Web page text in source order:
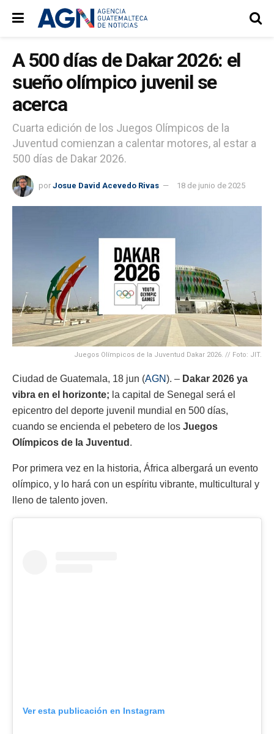
A 500 días de Dakar 2026: el
sueño olímpico juvenil se
acerca
Cuarta edición de los Juegos Olímpicos de la
Juventud comienzan a calentar motores, al estar a
500 días de Dakar 2026.
por Josue David Acevedo Rivas 18 de junio de 2025
Juegos Olímpicos de la Juventud Dakar 2026. // Foto: JIT.
Ciudad de Guatemala, 18 jun (AGN). – Dakar 2026 ya
vibra en el horizonte; la capital de Senegal será el
epicentro del deporte juvenil mundial en 500 días,
cuando se encienda el pebetero de los Juegos
Olímpicos de la Juventud .
Por primera vez en la historia, África albergará un evento
olímpico, y lo hará con un espíritu vibrante, multicultural y
lleno de talento joven.
Ver esta publicación en Instagram